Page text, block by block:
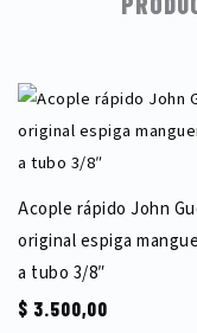
Acople rápido John
original espiga
a tubo 3/8″
$ 3.500,00